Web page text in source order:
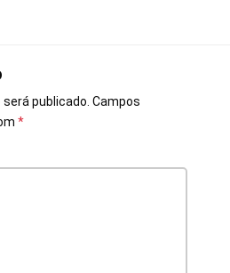
publicado. Campos
*